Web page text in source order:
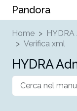
Pandora
Home
Verifica xml
HYDRA